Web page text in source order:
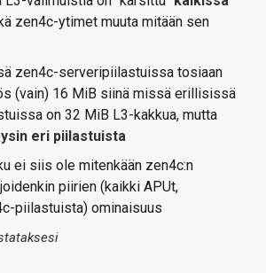
zen4c-ytimet muuta mitään sen
zen4c-serveripiilastuissa tosiaan
(vain) 16 MiB siinä missä erillisissä
on 32 MiB L3-kakkua, mutta
eri piilastuista
ei siis ole mitenkään zen4c:n
piirien (kaikki APUt,
piilastuista) ominaisuus